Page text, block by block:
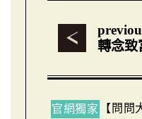
轉念致
官網獨家 【問問